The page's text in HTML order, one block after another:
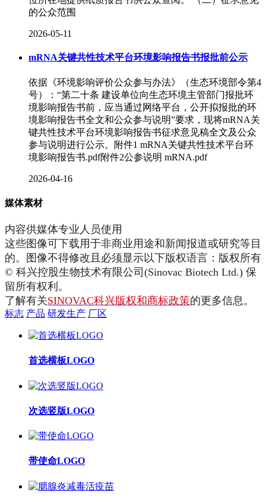
的公众范围
2026-05-11
mRNA关键共性技术平台环境影响报告书报批前公示
依据《环境影响评价公众参与办法》（生态环境部令第4
号）：“第二十条 建设单位向生态环境主管部门报批环
境影响报告书前，应当通过网络平台，公开拟报批的环
境影响报告书全文和公众参与说明”要求，现将mRNA关
键共性技术平台环境影响报告书征求意见稿全文及公众
参与说明进行公示。附件1 mRNA关键共性技术平台环
境影响报告书.pdf附件2公参说明 mRNA.pdf
2026-04-16
媒体素材
内容供媒体专业人员使用
这些图像可下载用于非商业用途和新闻报道或研究等目
的。图像不得修改且必须显示以下版权语言：版权所有
© 科兴控股生物技术有限公司(Sinovac Biotech Ltd.) 保
留所有权利。
了解有关SINOVAC科兴版权和商标政策的更多信息。
标志 产品 研发生产 厂区
首选横板LOGO
次选竖版LOGO
带使命LOGO